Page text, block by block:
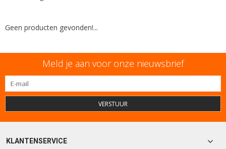
Geen producten gevonden!...
Meld je aan voor onze nieuwsbrief
VERSTUUR
KLANTENSERVICE